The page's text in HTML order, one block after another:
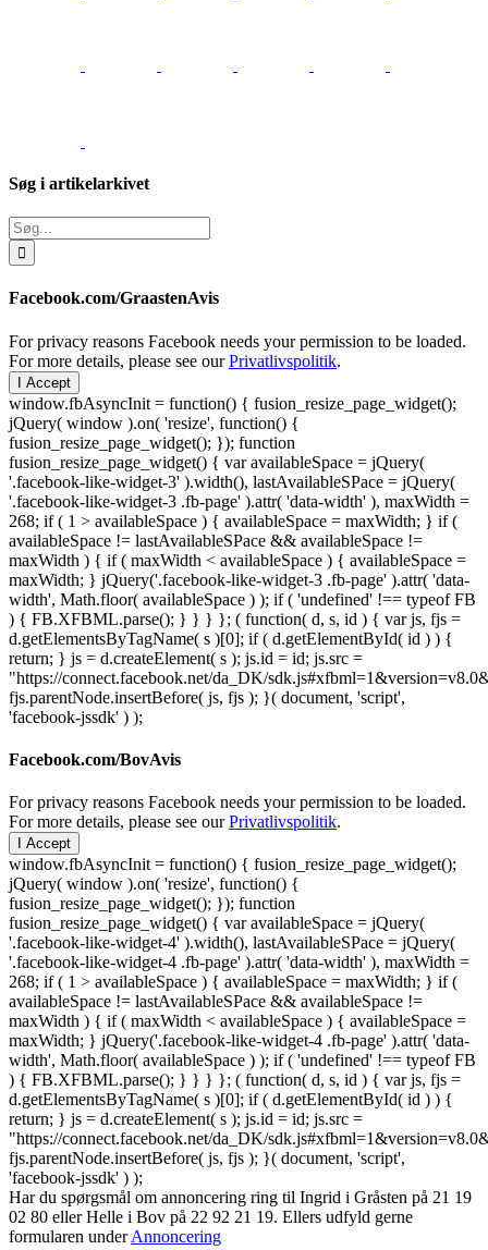
Søg i artikelarkivet
Søg
efter:
Facebook.com/GraastenAvis
For privacy reasons Facebook needs your permission to be loaded.
For more details, please see ourPrivatlivspolitik.
I Accept
window.fbAsyncInit = function() { fusion_resize_page_widget();
jQuery( window ).on( 'resize', function() {
fusion_resize_page_widget(); }); function
fusion_resize_page_widget() { var availableSpace = jQuery(
'.facebook-like-widget-3' ).width(), lastAvailableSPace = jQuery(
'.facebook-like-widget-3 .fb-page' ).attr( 'data-width' ), maxWidth =
268; if ( 1 > availableSpace ) { availableSpace = maxWidth; } if (
availableSpace != lastAvailableSPace && availableSpace !=
maxWidth ) { if ( maxWidth < availableSpace ) { availableSpace =
maxWidth; } jQuery('.facebook-like-widget-3 .fb-page' ).attr( 'data-
width', Math.floor( availableSpace ) ); if ( 'undefined' !== typeof FB
) { FB.XFBML.parse(); } } } }; ( function( d, s, id ) { var js, fjs =
d.getElementsByTagName( s )[0]; if ( d.getElementById( id ) ) {
return; } js = d.createElement( s ); js.id = id; js.src =
"https://connect.facebook.net/da_DK/
fjs.parentNode.insertBefore( js, fjs ); }( document, 'script',
'facebook-jssdk' ) );
Facebook.com/BovAvis
For privacy reasons Facebook needs your permission to be loaded.
For more details, please see ourPrivatlivspolitik.
I Accept
window.fbAsyncInit = function() { fusion_resize_page_widget();
jQuery( window ).on( 'resize', function() {
fusion_resize_page_widget(); }); function
fusion_resize_page_widget() { var availableSpace = jQuery(
'.facebook-like-widget-4' ).width(), lastAvailableSPace = jQuery(
'.facebook-like-widget-4 .fb-page' ).attr( 'data-width' ), maxWidth =
268; if ( 1 > availableSpace ) { availableSpace = maxWidth; } if (
availableSpace != lastAvailableSPace && availableSpace !=
maxWidth ) { if ( maxWidth < availableSpace ) { availableSpace =
maxWidth; } jQuery('.facebook-like-widget-4 .fb-page' ).attr( 'data-
width', Math.floor( availableSpace ) ); if ( 'undefined' !== typeof FB
) { FB.XFBML.parse(); } } } }; ( function( d, s, id ) { var js, fjs =
d.getElementsByTagName( s )[0]; if ( d.getElementById( id ) ) {
return; } js = d.createElement( s ); js.id = id; js.src =
"https://connect.facebook.net/da_DK/
fjs.parentNode.insertBefore( js, fjs ); }( document, 'script',
'facebook-jssdk' ) );
Har du spørgsmål om annoncering ring til Ingrid i Gråsten på 21 19
02 80 ‬eller Helle i Bov på 22 92 21 19‬. Ellers udfyld gerne
formularen underAnnoncering